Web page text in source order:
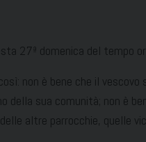
27ª domenica del tempo
non è bene che il
della sua comunità; non è
altre parrocchie, quelle